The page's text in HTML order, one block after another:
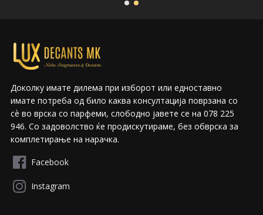
Доколку имате дилема при изборот или едноставно
имате потреба од било каква консултација поврзана со
сѐ во врска со парфеми, слободно јавете се на 078 225
946. Со задоволство ќе продискутираме, без обврска за
комплетирање на нарачка.
Facebook
Instagram